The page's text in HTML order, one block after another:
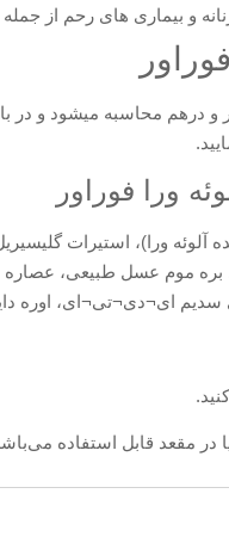
و بیماری های رحم از
درهم محاسبه میشود و در
ورا فوراور
سدیم ای¬دی¬تی¬ای، اوره
در مقعد قابل استفاده